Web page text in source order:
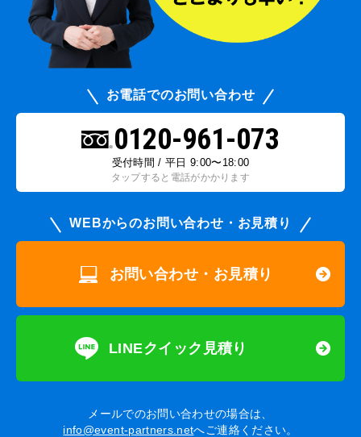
お電話でのお問い合わせ
0120-961-073
受付時間 / 平日 9:00〜18:00
タップすると電話がかかります
WEBからのお問い合わせ・お見積り
お問い合わせ・お見積り
LINEクイック見積り
メールでのお問い合わせの場合は、
info@event-partners.netへご連絡ください。